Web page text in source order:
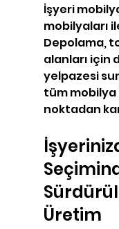
İşyeri
mobilyaları
Depolama,
alanları için
yelpazesi
tüm mobilya
noktadan
Üretim